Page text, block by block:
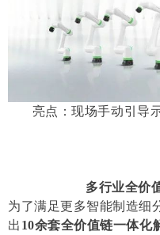
亮点：现场手动引导
多行业全价
为了满足更多智能制造细
出 10余套全价值链一体化